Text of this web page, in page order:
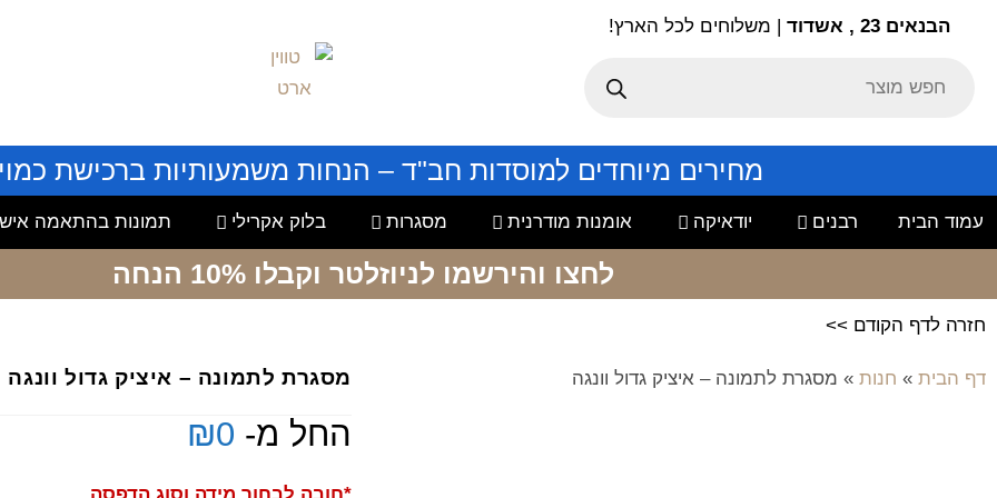
הבנאים 23 , אשדוד | משלוחים לכל הארץ!
מחירים מיוחדים למוסדות חב"ד – הנחות משמעותיות ברכישת
עמוד הבית רבנים יודאיקה אומנות מודרנית מסגרות בלוק אקרילי תמונות בהתאמה
לחצו והירשמו לניוזלטר וקבלו 10% הנחה
חזרה לדף הקודם >>
דף הבית » חנות » מסגרת לתמונה – איציק גדול וונגה מסגרת לתמונה – איציק גדול וונגה
החל מ- ₪0